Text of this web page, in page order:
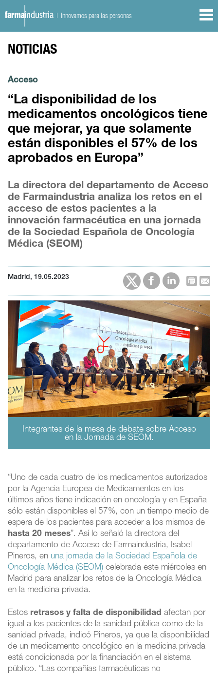
| Innovamos para las personas
NOTICIAS
Acceso
“La disponibilidad de los
medicamentos oncológicos tiene
que mejorar, ya que solamente
están disponibles el 57% de los
aprobados en Europa”
La directora del departamento de Acceso
de Farmaindustria analiza los retos en el
acceso de estos pacientes a la
innovación farmacéutica en una jornada
de la Sociedad Española de Oncología
Médica (SEOM)
Madrid, 19.05.2023
Integrantes de la mesa de debate sobre Acceso
en la Jornada de SEOM.
“Uno de cada cuatro de los medicamentos autorizados
por la Agencia Europea de Medicamentos en los
últimos años tiene indicación en oncología y en España
sólo están disponibles el 57%, con un tiempo medio de
espera de los pacientes para acceder a los mismos de
hasta 20 meses”. Así lo señaló la directora del
departamento de Acceso de Farmaindustria, Isabel
Pineros, en una jornada de la Sociedad Española de
Oncología Médica (SEOM) celebrada este miércoles en
Madrid para analizar los retos de la Oncología Médica
en la medicina privada.
Estos retrasos y falta de disponibilidad afectan por
igual a los pacientes de la sanidad pública como de la
sanidad privada, indicó Pineros, ya que la disponibilidad
de un medicamento oncológico en la medicina privada
está condicionada por la financiación en el sistema
público. “Las compañías farmacéuticas no